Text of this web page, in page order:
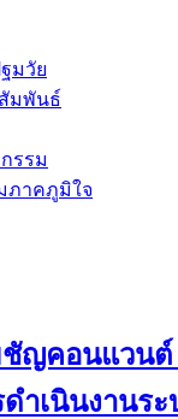
มวัย
มพันธ์
รรม
ภาคภูมิใจ
ชัญคอนแวน
ำเนินงานร